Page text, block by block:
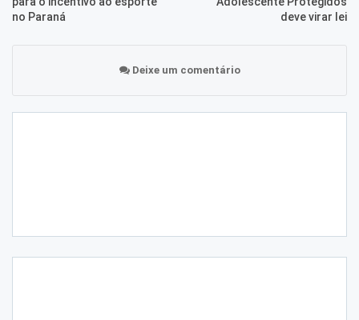
no Paraná
deve virar lei
Deixe um comentário